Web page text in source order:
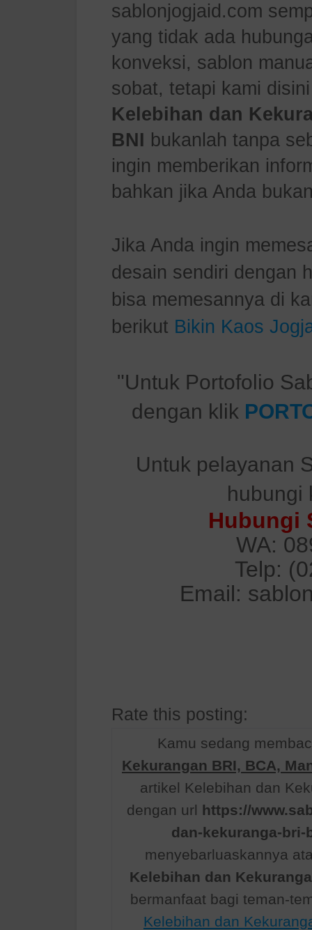
sablonjogjaid .com
yang tidak ada
konveksi, sablon
sobat, tetapi kami
Kelebihan dan
BNI bukanlah tanpa
ingin memberikan
bahkan jika Anda
Jika Anda ingin
desain sendiri dengan
bisa memesannya di
berikut Bikin Kaos
"Untuk Portofolio
dengan klik
Untuk pelayanan
hubungi
Hubungi
WA:
Telp:
Email:
Rate this posting:
Kamu sedang
Kekurangan BRI, BCA,
artikel Kelebihan dan
dengan url https://
dan-kekuranga-
menyebarluaskannya
Kelebihan dan
bermanfaat bagi teman-
Kelebihan dan